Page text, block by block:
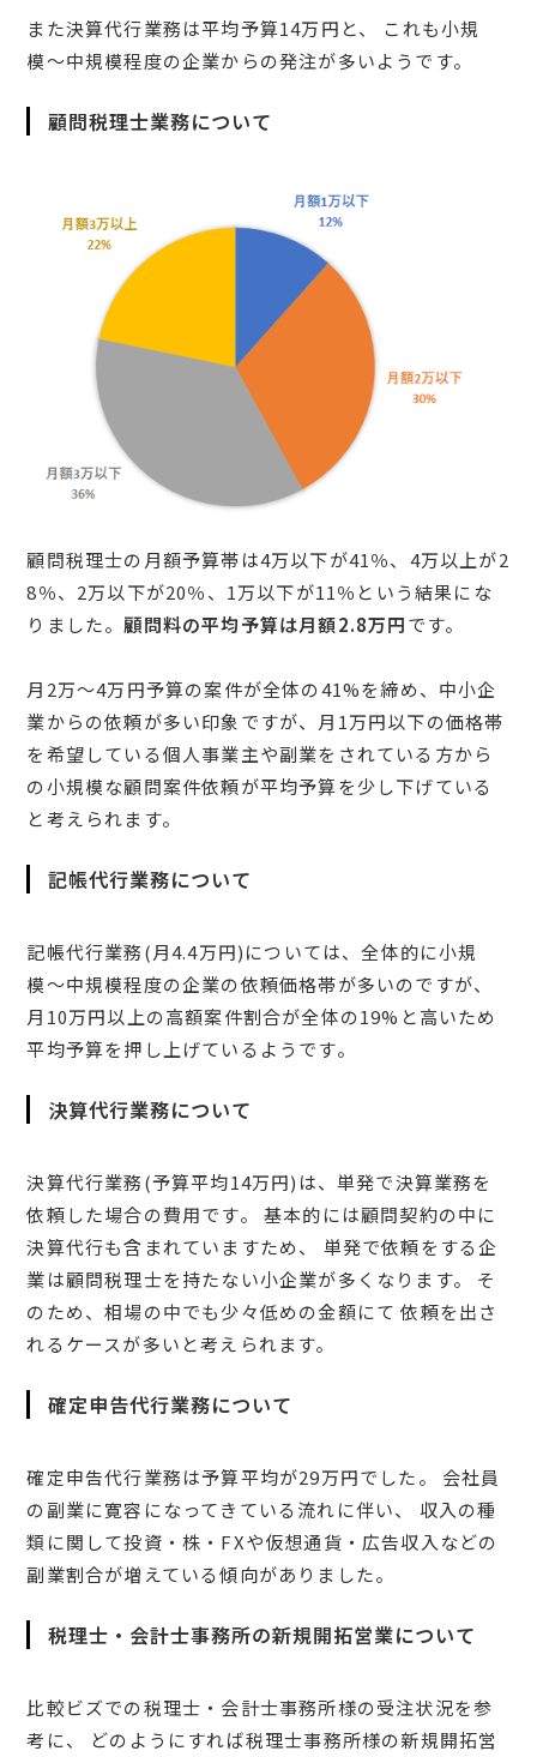
また決算代行業務は平均予算14万円と、 これも小規
模〜中規模程度の企業からの発注が多いようです。
顧問税理士業務について
顧問税理士の月額予算帯は4万以下が41％、4万以上が2
8％、2万以下が20％、1万以下が11％という結果にな
りました。顧問料の平均予算は月額2.8万円です。
月2万〜4万円予算の案件が全体の41%を締め、中小企
業からの依頼が多い印象ですが、月1万円以下の価格帯
を希望している個人事業主や副業をされている方から
の小規模な顧問案件依頼が平均予算を少し下げている
と考えられます。
記帳代行業務について
記帳代行業務(月4.4万円)については、全体的に小規
模〜中規模程度の企業の依頼価格帯が多いのですが、
月10万円以上の高額案件割合が全体の19%と高いため
平均予算を押し上げているようです。
決算代行業務について
決算代行業務(予算平均14万円)は、単発で決算業務を
依頼した場合の費用です。 基本的には顧問契約の中に
決算代行も含まれていますため、 単発で依頼をする企
業は顧問税理士を持たない小企業が多くなります。 そ
のため、相場の中でも少々低めの金額にて 依頼を出さ
れるケースが多いと考えられます。
確定申告代行業務について
確定申告代行業務は予算平均が29万円でした。 会社員
の副業に寛容になってきている流れに伴い、 収入の種
類に関して投資・株・FXや仮想通貨・広告収入などの
副業割合が増えている傾向がありました。
税理士・会計士事務所の新規開拓営業について
比較ビズでの税理士・会計士事務所様の受注状況を参
考に、 どのようにすれば税理士事務所様の新規開拓営